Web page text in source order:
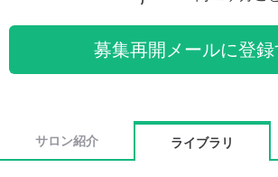
募集再開メールに登録
サロン紹介 ライブラリ